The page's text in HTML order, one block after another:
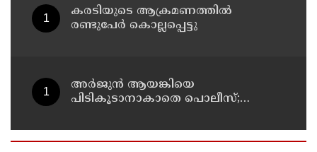
കരടിയുടെ ആക്രമണത്തിൽ
രണ്ടുപേർ കൊല്ലപ്പെട്ടു
അർജുൻ ആയങ്കിയെ
പിടികൂടാനാകാതെ പൊലീസ്;